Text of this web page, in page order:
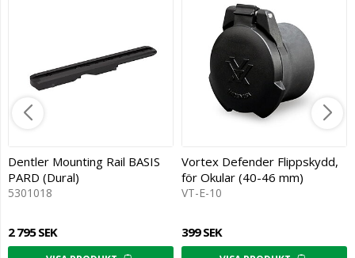
Dentler Mounting Rail BASIS
PARD (Dural)
5301018
2 795 SEK
Vortex Defender Flippskydd,
för Okular (40-46 mm)
VT-E-10
399 SEK